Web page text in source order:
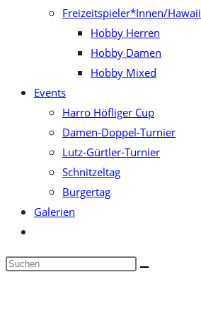
Freizeitspieler*Innen/Hawaii
Hobby Herren
Hobby Damen
Hobby Mixed
Events
Harro Höfliger Cup
Damen-Doppel-Turnier
Lutz-Gürtler-Turnier
Schnitzeltag
Burgertag
Galerien
umschalten
Diese